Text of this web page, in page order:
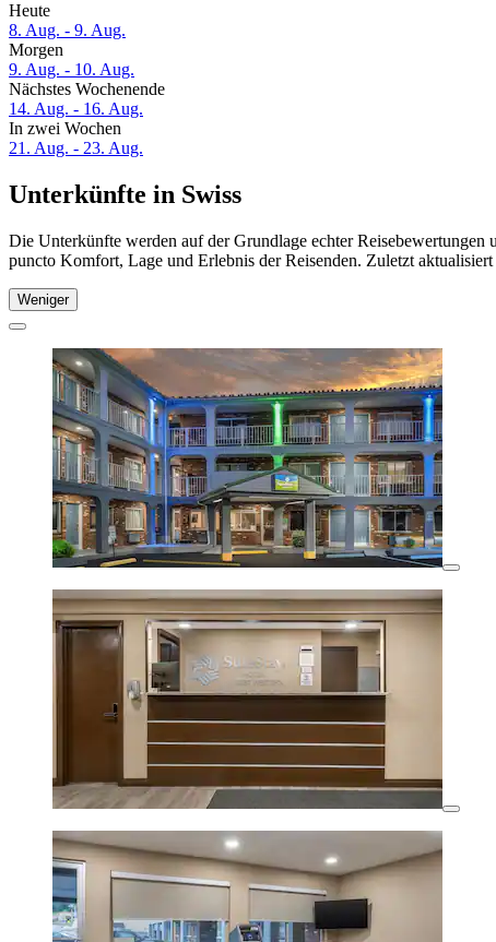
Heute
8. Aug. - 9. Aug.
Morgen
9. Aug. - 10. Aug.
Nächstes Wochenende
14. Aug. - 16. Aug.
In zwei Wochen
21. Aug. - 23. Aug.
Unterkünfte in Swiss
Die Unterkünfte werden auf der Grundlage echter
puncto Komfort, Lage und Erlebnis der Reisenden. Zuletzt aktualisiert
Weniger